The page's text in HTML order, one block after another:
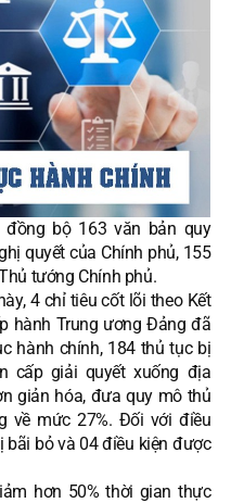
bộ 163 văn bản quy
quyết của Chính phủ, 155
tướng Chính phủ.
4 chỉ tiêu cốt lõi theo Kết
hành Trung ương Đảng đã
hành chính, 184 thủ tục bị
cấp giải quyết xuống địa
giản hóa, đưa quy mô thủ
về mức 27%. Đối với điều
bãi bỏ và 04 điều kiện được
hơn 50% thời gian thực